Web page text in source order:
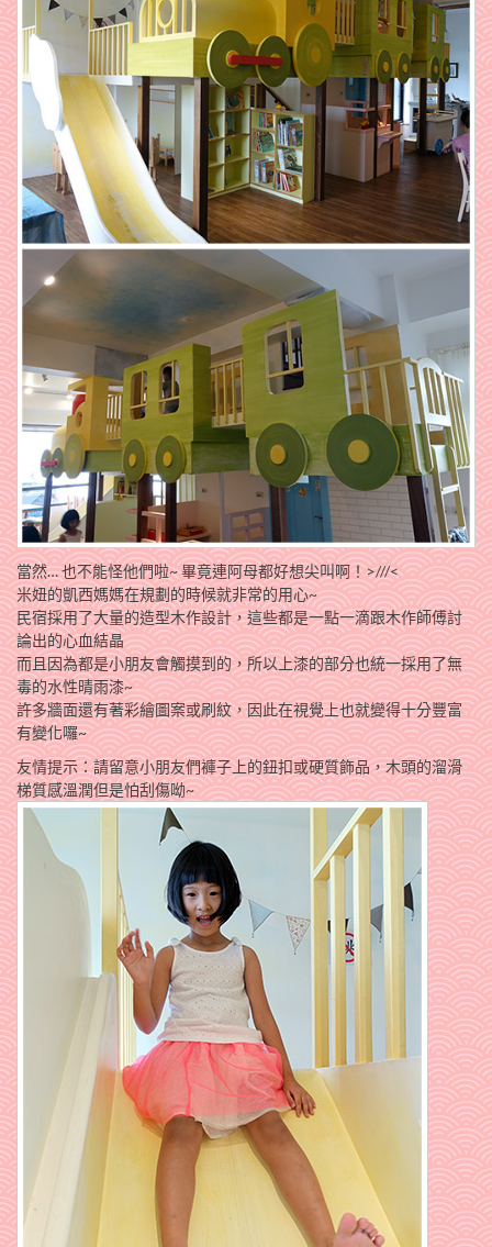
當然… 也不能怪他們啦~ 畢竟連阿母都好想尖叫啊！>///<
米妞的凱西媽媽在規劃的時候就非常的用心~
民宿採用了大量的造型木作設計，這些都是一點一滴跟木作師傅討
論出的心血結晶
而且因為都是小朋友會觸摸到的，所以上漆的部分也統一採用了無
毒的水性晴雨漆~
許多牆面還有著彩繪圖案或刷紋，因此在視覺上也就變得十分豐富
有變化囉~
友情提示：請留意小朋友們褲子上的鈕扣或硬質飾品，木頭的溜滑
梯質感溫潤但是怕刮傷呦~